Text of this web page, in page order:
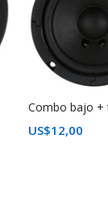
Combo bajo +
US$12,00